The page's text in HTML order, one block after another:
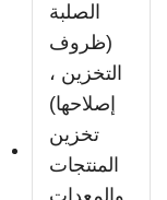
الصلبة
(ظروف
التخزين ،
إصلاحها)
تخزين
المنتجات